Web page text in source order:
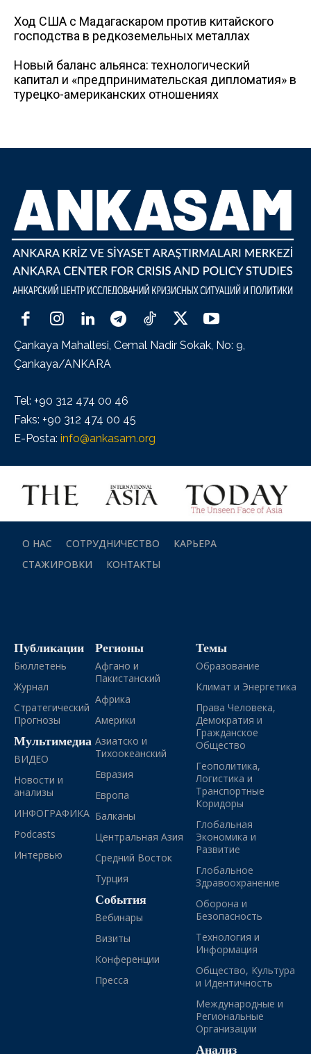
Ход США с Мадагаскаром против китайского
господства в редкоземельных металлах
Новый баланс альянса: технологический
капитал и «предпринимательская дипломатия» в
турецко-американских отношениях
Çankaya Mahallesi, Cemal Nadir Sokak, No: 9,
Çankaya/ANKARA
Tel: +90 312 474 00 46
Faks: +90 312 474 00 45
E-Posta: info@ankasam.org
О НАС СОТРУДНИЧЕСТВО
КАРЬЕРА
СТАЖИРОВКИ
КОНТАКТЫ
Публикации
Бюллетень
Журнал
Стратегический
Прогнозы
Мультимедиа
ВИДЕО
Новости и
анализы
ИНФОГРАФИКА
Podcasts
Интервью
Регионы
Афгано и
Пакистанский
Африка
Америки
Азиатско и
Тихоокеанский
Евразия
Европа
Балканы
Центральная Азия
Средний Восток
Турция
События
Вебинары
Визиты
Конференции
Пресса
Темы
Образование
Климат и Энергетика
Права Человека,
Демократия и
Гражданское
Общество
Геополитика,
Логистика и
Транспортные
Коридоры
Глобальная
Экономика и
Развитие
Глобальное
Здравоохранение
Оборона и
Безопасность
Технология и
Информация
Общество, Культура
и Идентичность
Международные и
Региональные
Организации
Анализ